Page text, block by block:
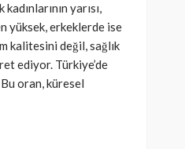
yarısı,
yüksek, erkeklerde ise
kalitesini değil, sağlık
ediyor. Türkiye’de
oran, küresel